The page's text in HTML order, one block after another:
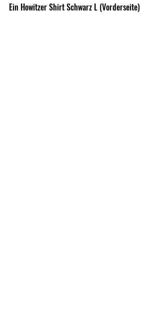
Ein Howitzer Shirt Schwarz L (Vorderseite)